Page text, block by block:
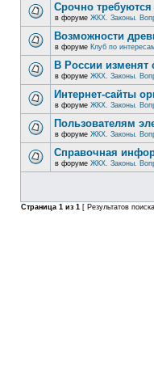
Срочно требуются
в форуме ЖКХ. Законы.
Возможности
в форуме Клуб по
В России изменят
в форуме ЖКХ. Законы.
Интернет-сайты
в форуме ЖКХ. Законы.
Пользователям
в форуме ЖКХ. Законы.
Справочная
в форуме ЖКХ. Законы.
Страница 1 из 1 [ Результатов